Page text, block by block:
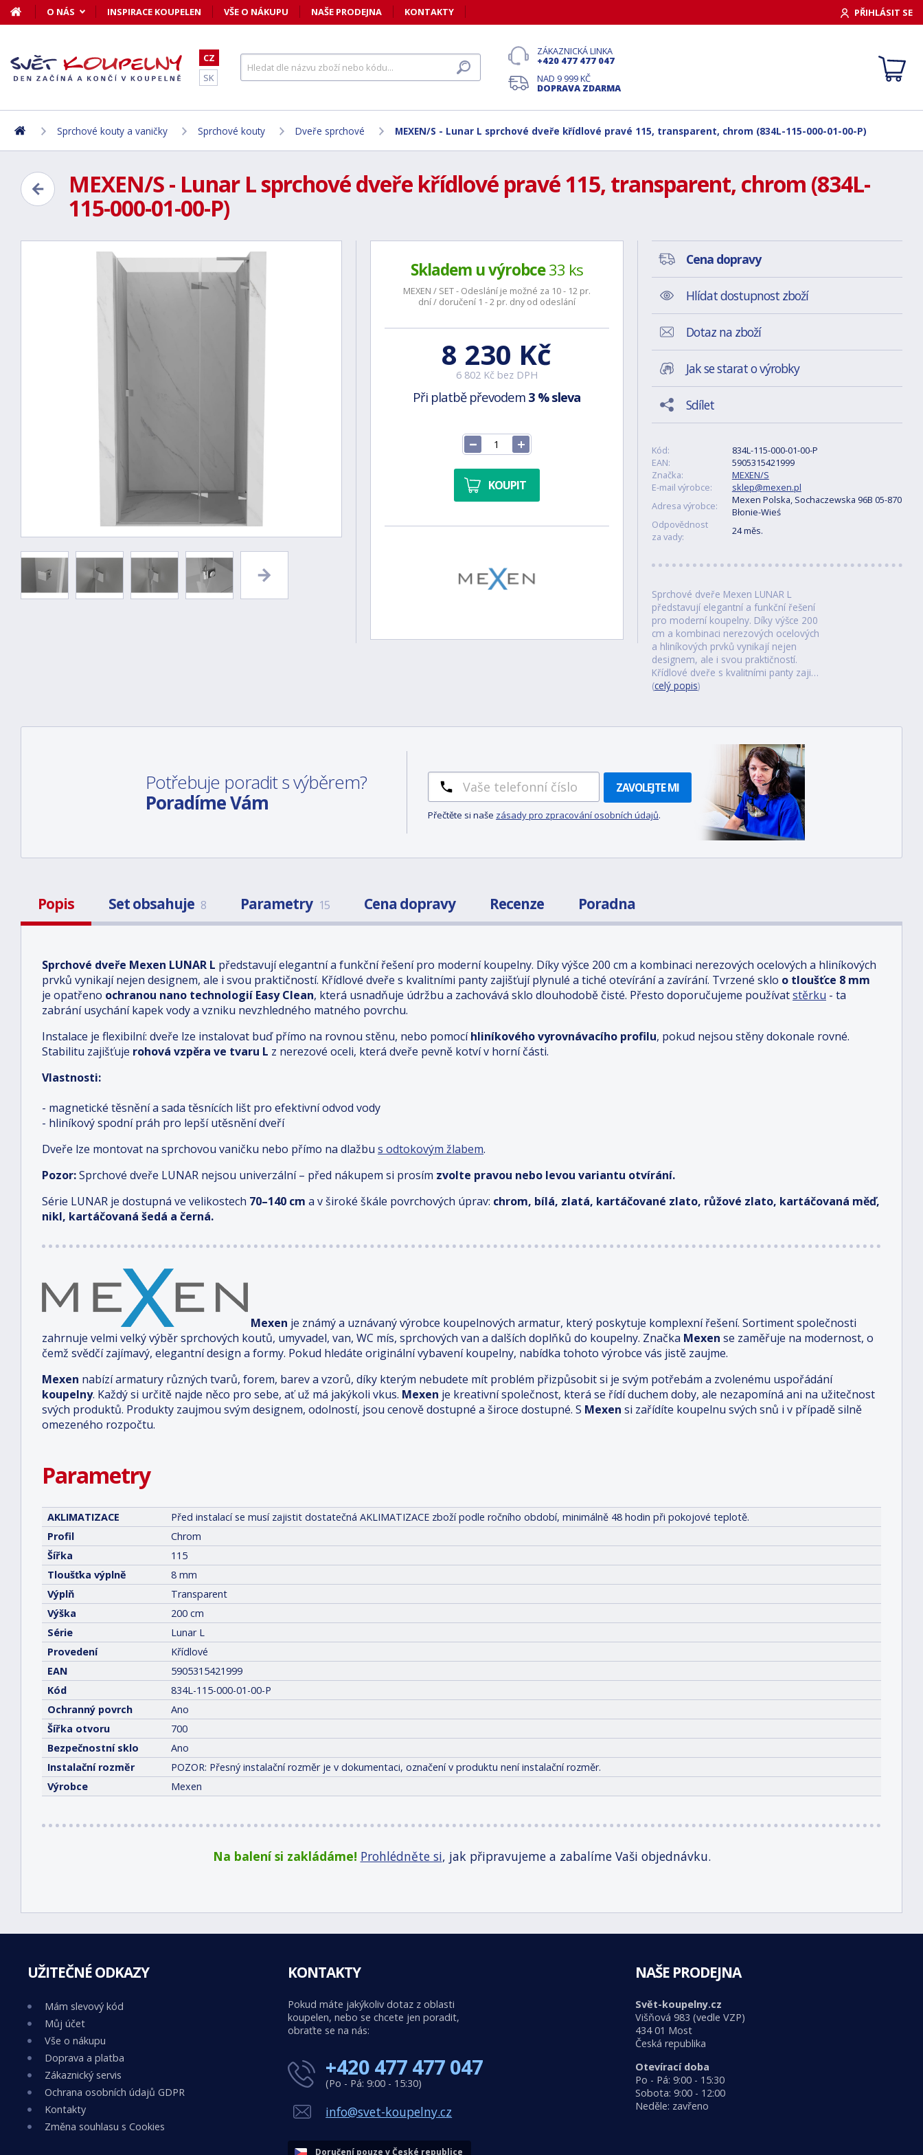
O NÁS INSPIRACE KOUPELEN VŠE O NÁKUPU NAŠE PRODEJNA KONTAKTY PŘIHLÁSIT SE
CZ
SK
ZÁKAZNICKÁ LINKA
+420 477 477 047
NAD 9 999 KČ
DOPRAVA ZDARMA
Sprchové kouty a vaničky Sprchové kouty Dveře sprchové MEXEN/S - Lunar L sprchové dveře křídlové pravé 115, transparent, chrom (834L-115-000-01-00-P)
MEXEN/S - Lunar L sprchové dveře křídlové pravé 115, transparent, chrom (834L-
115-000-01-00-P)
Skladem u výrobce33 ks
MEXEN / SET - Odeslání je možné za 10 - 12 pr.
dní / doručení 1 - 2 pr. dny od odeslání
8 230 Kč
6 802 Kč bez DPH
Při platbě převodem 3 % sleva
KOUPIT
Cena dopravy
Hlídat dostupnost zboží
Dotaz na zboží
Jak se starat o výrobky
Sdílet
Kód:
834L-115-000-01-00-P
EAN:
5905315421999
Značka:
MEXEN/S
E-mail výrobce:
sklep@mexen.pl
Adresa výrobce:
Mexen Polska, Sochaczewska 96B 05-870
Błonie-Wieś
Odpovědnost
za vady:
24 měs.
Sprchové dveře Mexen LUNAR L
představují elegantní a funkční řešení
pro moderní koupelny. Díky výšce 200
cm a kombinaci nerezových ocelových
a hliníkových prvků vynikají nejen
designem, ale i svou praktičností.
Křídlové dveře s kvalitními panty zaji…
(celý popis)
Potřebuje poradit s výběrem?
Poradíme Vám
ZAVOLEJTE MI
Přečtěte si naše zásady pro zpracování osobních údajů.
Popis Set obsahuje 8 Parametry 15 Cena dopravy Recenze Poradna
Sprchové dveře Mexen LUNAR L představují elegantní a funkční řešení pro moderní koupelny. Díky výšce 200 cm a kombinaci nerezových ocelových a hliníkových
prvků vynikají nejen designem, ale i svou praktičností. Křídlové dveře s kvalitními panty zajišťují plynulé a tiché otevírání a zavírání. Tvrzené sklo o tloušťce 8 mm
je opatřeno ochranou nano technologií Easy Clean, která usnadňuje údržbu a zachovává sklo dlouhodobě čisté. Přesto doporučujeme používatstěrku - ta
zabrání usychání kapek vody a vzniku nevzhledného matného povrchu.
Instalace je flexibilní: dveře lze instalovat buď přímo na rovnou stěnu, nebo pomocíhliníkového vyrovnávacího profilu, pokud nejsou stěny dokonale rovné.
Stabilitu zajišťuje rohová vzpěra ve tvaru L z nerezové oceli, která dveře pevně kotví v horní části.
Vlastnosti:
- magnetické těsnění a sada těsnících lišt pro efektivní odvod vody
- hliníkový spodní práh pro lepší utěsnění dveří
Dveře lze montovat na sprchovou vaničku nebo přímo na dlažbu s odtokovým žlabem.
Pozor:Sprchové dveře LUNAR nejsou univerzální – před nákupem si prosím zvolte pravou nebo levou variantu otvírání.
Série LUNAR je dostupná ve velikostech 70–140 cm a v široké škále povrchových úprav: chrom, bílá, zlatá, kartáčované zlato, růžové zlato, kartáčovaná měď,
nikl, kartáčovaná šedá a černá.
Mexen je známý a uznávaný výrobce koupelnových armatur, který poskytuje komplexní řešení. Sortiment společnosti
zahrnuje velmi velký výběr sprchových koutů, umyvadel, van, WC mís, sprchových van a dalších doplňků do koupelny. Značka Mexen se zaměřuje na modernost, o
čemž svědčí zajímavý, elegantní design a formy. Pokud hledáte originální vybavení koupelny, nabídka tohoto výrobce vás jistě zaujme.
Mexen nabízí armatury různých tvarů, forem, barev a vzorů, díky kterým nebudete mít problém přizpůsobit si je svým potřebám a zvolenému uspořádání
koupelny. Každý si určitě najde něco pro sebe, ať už má jakýkoli vkus. Mexen je kreativní společnost, která se řídí duchem doby, ale nezapomíná ani na užitečnost
svých produktů. Produkty zaujmou svým designem, odolností, jsou cenově dostupné a široce dostupné. S Mexen si zařídíte koupelnu svých snů i v případě silně
omezeného rozpočtu.
Parametry
AKLIMATIZACE
Před instalací se musí zajistit dostatečná AKLIMATIZACE zboží podle ročního období, minimálně 48 hodin při pokojové teplotě.
Profil
Chrom
Šířka
115
Tloušťka výplně
8 mm
Výplň
Transparent
Výška
200 cm
Série
Lunar L
Provedení
Křídlové
EAN
5905315421999
Kód
834L-115-000-01-00-P
Ochranný povrch
Ano
Šířka otvoru
700
Bezpečnostní sklo
Ano
Instalační rozměr
POZOR: Přesný instalační rozměr je v dokumentaci, označení v produktu není instalační rozměr.
Výrobce
Mexen
Na balení si zakládáme! Prohlédněte si, jak připravujeme a zabalíme Vaši objednávku.
UŽITEČNÉ ODKAZY
Mám slevový kód
Můj účet
Vše o nákupu
Doprava a platba
Zákaznický servis
Ochrana osobních údajů GDPR
Kontakty
Změna souhlasu s Cookies
KONTAKTY
Pokud máte jakýkoliv dotaz z oblasti
koupelen, nebo se chcete jen poradit,
obraťte se na nás:
+420 477 477 047
(Po - Pá: 9:00 - 15:30)
info@svet-koupelny.cz
Doručení pouze v České republice
NAŠE PRODEJNA
Svět-koupelny.cz
Višňová 983 (vedle VZP)
434 01 Most
Česká republika
Otevírací doba
Po - Pá: 9:00 - 15:30
Sobota: 9:00 - 12:00
Neděle: zavřeno